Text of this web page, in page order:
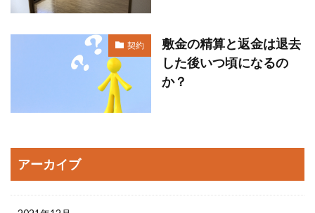
契約
敷金の精算と返金は退去
した後いつ頃になるの
か？
アーカイブ